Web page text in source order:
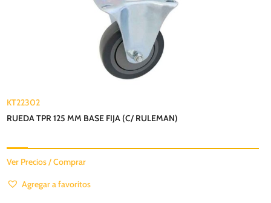
KT22302
RUEDA TPR 125 MM BASE FIJA (C/ RULEMAN)
Ver Precios / Comprar
Agregar a favoritos